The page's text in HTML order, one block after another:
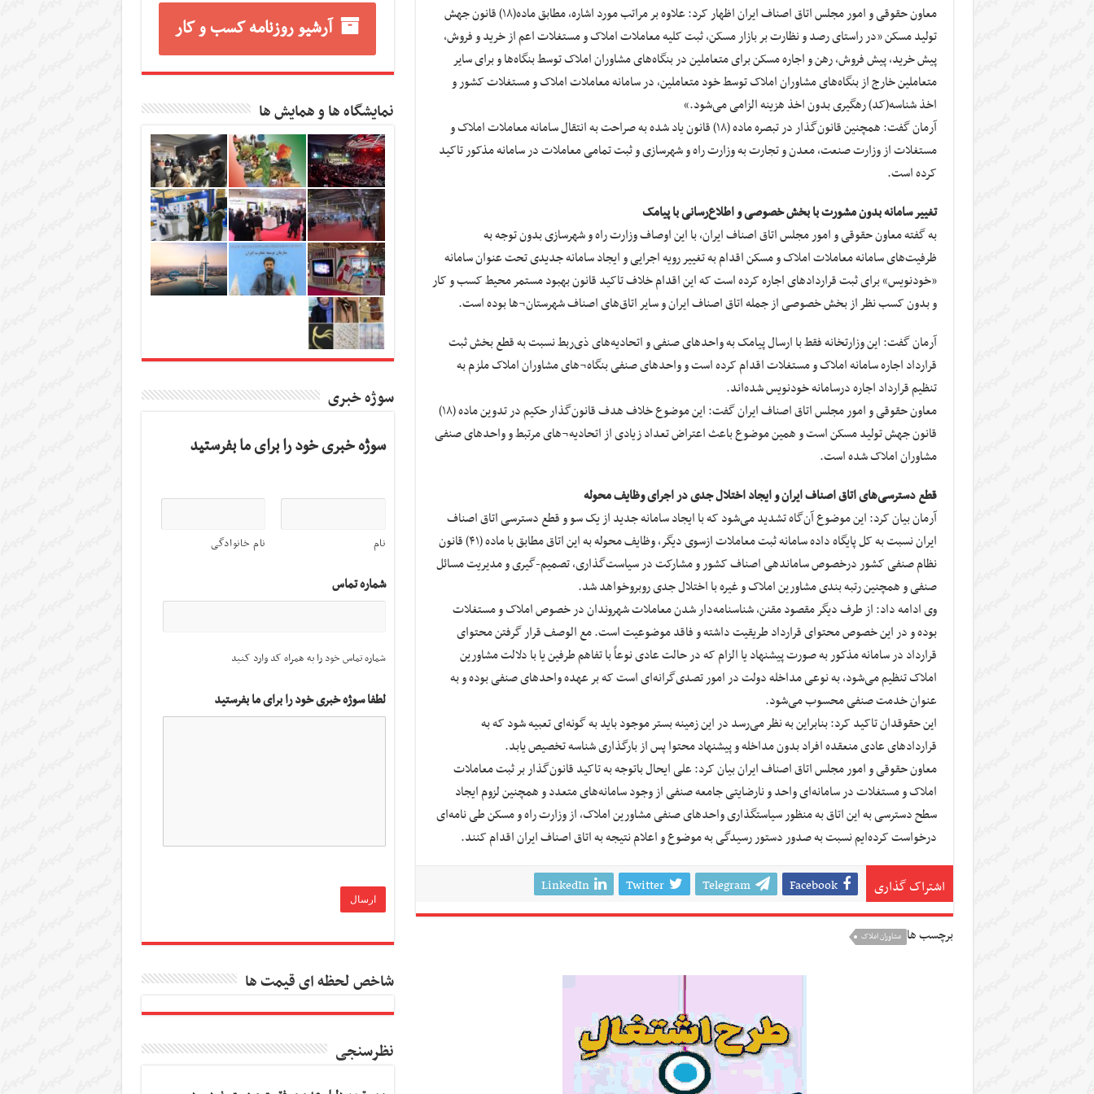
معاون حقوقی و امور مجلس اتاق اصناف ایران اظهار کرد: علاوه بر مراتب مورد اشاره، مطابق ماده(۱۸) قانون جهش
تولید مسکن «در راستای رصد و نظارت بر بازار مسکن، ثبت کلیه معاملات املاک و مستغلات اعم از خرید و فروش،
پیش خرید، پیش فروش، رهن و اجاره مسکن برای متعاملین در بنگاه‌های مشاوران املاک توسط بنگاه‌ها و برای سایر
متعاملین خارج از بنگاه‌های مشاوران املاک توسط خود متعاملین، در سامانه معاملات املاک و مستغلات کشور و
اخذ شناسه(کد) رهگیری بدون اخذ هزینه الزامی می‌شود.»
آرمان گفت: همچنین قانون‌گذار در تبصره‌ ماده (۱۸) قانون یاد شده به صراحت به انتقال سامانه‌ معاملات املاک و
مستغلات از وزارت صنعت، معدن و تجارت به وزارت راه و شهرسازی و ثبت تمامی معاملات در سامانه مذکور تاکید
کرده است.
تغییر سامانه بدون مشورت با بخش خصوصی و اطلاع‌رسانی با پیامک
به گفته معاون حقوقی و امور مجلس اتاق اصناف ایران، با این اوصاف وزارت راه و شهرسازی بدون توجه به
ظرفیت‌های سامانه معاملات املاک و مسکن اقدام به تغییر رویه اجرایی و ایجاد سامانه جدیدی تحت عنوان سامانه
«خودنویس» برای ثبت قراردادهای اجاره کرده است که این اقدام خلاف تاکید قانون بهبود مستمر محیط کسب و کار
و بدون کسب نظر از بخش خصوصی از جمله اتاق اصناف ایران و سایر اتاق‌های اصناف شهرستان¬ها بوده است.
آرمان گفت: این وزارتخانه فقط با ارسال پیامک به واحدهای صنفی و اتحادیه‌های ذی‌ربط نسبت به قطع بخش ثبت
قرارداد اجاره سامانه املاک و مستغلات اقدام کرده است و واحدهای صنفی بنگاه¬های مشاوران املاک ملزم به
تنظیم قرارداد اجاره درسامانه خودنویس شده‌اند.
معاون حقوقی و امور مجلس اتاق اصناف ایران گفت: این موضوع خلاف هدف قانون‌گذار حکیم در تدوین ماده (۱۸)
قانون جهش تولید مسکن است و همین موضوع باعث اعتراض تعداد زیادی از اتحادیه¬های مرتبط و واحدهای صنفی
مشاوران املاک شده است.
قطع دسترسی‌های اتاق اصناف ایران و ایجاد اختلال جدی در اجرای وظایف محوله
آرمان بیان کرد: این موضوع آن‌گاه تشدید‌ می‌شود که با ایجاد سامانه جدید از یک سو و قطع دسترسی اتاق اصناف
ایران نسبت به کل پایگاه داده سامانه ثبت معاملات ازسوی دیگر، وظایف محوله به این اتاق مطابق با ماده (۴۱) قانون
نظام صنفی کشور درخصوص ساماندهی اصناف کشور و مشارکت در سیاست‌گذاری، تصمیم-گیری و مدیریت مسائل
صنفی و همچنین رتبه بندی مشاورین املاک و غیره با اختلال جدی روبروخواهد شد.
وی ادامه داد: از طرف دیگر مقصود مقنن، شناسنامه‌دار شدن معاملات شهروندان در خصوص املاک و مستغلات
بوده و در این خصوص محتوای قرارداد طریقیت داشته و فاقد موضوعیت است. مع الوصف قرار گرفتن محتوای
قرارداد در سامانه مذکور به صورت پیشنهاد یا الزام که در حالت عادی نوعاً با تفاهم طرفین یا با دلالت مشاورین
املاک تنظیم می‌شود، به نوعی مداخله دولت در امور تصدی‌گرانه‌ای است که بر عهده واحدهای صنفی بوده و به
عنوان خدمت صنفی محسوب می‌شود.
این حقوقدان تاکید کرد: بنابراین به نظر می‌رسد در این زمینه بستر موجود باید به گونه‌ای تعبیه شود که به
قراردادهای عادی منعقده افراد بدون مداخله و پیشنهاد محتوا پس از بارگذاری شناسه تخصیص یابد.
معاون حقوقی و امور مجلس اتاق اصناف ایران بیان کرد: علی ایحال باتوجه به تاکید قانون‌گذار بر ثبت معاملات‌
املاک و مستغلات در سامانه‌ای واحد و نارضایتی جامعه صنفی از وجود سامانه‌های متعدد و همچنین لزوم ایجاد
سطح دسترسی به این اتاق به منظور سیاستگذاری واحدهای صنفی مشاورین املاک، از وزارت راه و مسکن طی نامه‌ای
درخواست کرده‌ایم نسبت به صدور دستور رسیدگی به موضوع و اعلام نتیجه به اتاق اصناف ایران اقدام کنند.
اشتراک گذاری Facebook
Telegram
Twitter
LinkedIn
برچسب ها مشاوران املاک
آرشیو روزنامه کسب و کار
نمایشگاه ها و همایش ها
سوژه خبری
سوژه خبری خود را برای ما بفرستید
نام نام خانوادگی
شماره تماس
شماره تماس خود را به همراه کد وارد کنید
لطفا سوژه خبری خود را برای ما بفرستید
شاخص لحظه ای قیمت ها
نظرسنجی